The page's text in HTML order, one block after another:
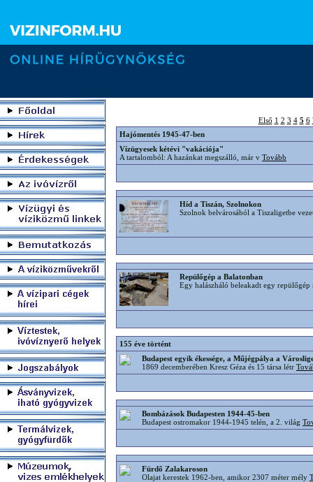
Első 1 2 3 4 5 6
Hajómentés 1945-47-ben
Vízügyesek kétévi "vakációja"
A tartalomból: A hazánkat megszálló, már v Tovább
Híd a Tiszán, Szolnokon
Szolnok belvárosából a Tiszaligetbe
Repülőgép a Balatonban
Egy halászháló beleakadt egy
155 éve történt
Budapest egyik ékessége, a Műjégpálya a
1869 decemberében Kresz Géza és 15 társa létr
Bombázások Budapesten 1944-45-ben
Budapest ostromakor 1944-1945 telén, a 2. világ
Fürdő Zalakaroson
Olajat kerestek 1962-ben, amikor 2307 méter mély